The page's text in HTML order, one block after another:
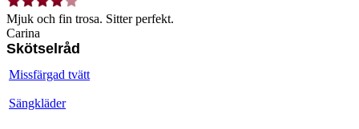
Mjuk och fin trosa. Sitter perfekt.
Carina
Skötselråd
Missfärgad tvätt
Sängkläder